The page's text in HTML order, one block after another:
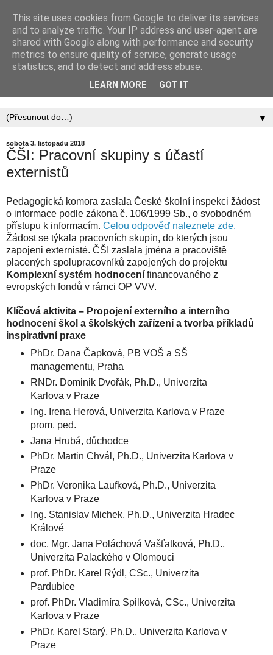
PEDAGOGICKÁ
KOMORA, ZAPSANÝ
▼
sobota 3. listopadu 2018
ČŠI: Pracovní skupiny s účastí
externistů
Pedagogická komora zaslala České školní inspekci žádost
o informace podle zákona č. 106/1999 Sb., o svobodném
přístupu k informacím. Celou odpověď naleznete zde.
Žádost se týkala pracovních skupin, do kterých jsou
zapojeni externisté. ČŠI zaslala jména a pracoviště
placených spolupracovníků zapojených do projektu
Komplexní systém hodnocení financovaného z
evropských fondů v rámci OP VVV.
Klíčová aktivita – Propojení externího a interního
hodnocení škol a školských zařízení a tvorba příkladů
inspirativní praxe
PhDr. Dana Čapková, PB VOŠ a SŠ
managementu, Praha
RNDr. Dominik Dvořák, Ph.D., Univerzita
Karlova v Praze
Ing. Irena Herová, Univerzita Karlova v Praze
prom. ped.
Jana Hrubá, důchodce
PhDr. Martin Chvál, Ph.D., Univerzita Karlova v
Praze
PhDr. Veronika Laufková, Ph.D., Univerzita
Karlova v Praze
Ing. Stanislav Michek, Ph.D., Univerzita Hradec
Králové
doc. Mgr. Jana Poláchová Vašťatková, Ph.D.,
Univerzita Palackého v Olomouci
prof. PhDr. Karel Rýdl, CSc., Univerzita
Pardubice
prof. PhDr. Vladimíra Spilková, CSc., Univerzita
Karlova v Praze
PhDr. Karel Starý, Ph.D., Univerzita Karlova v
Praze
This site uses cookies from Google to deliver its services
and to analyze traffic. Your IP address and user-agent are
shared with Google along with performance and security
metrics to ensure quality of service, generate usage
statistics, and to detect and address abuse.
LEARN MORE GOT IT